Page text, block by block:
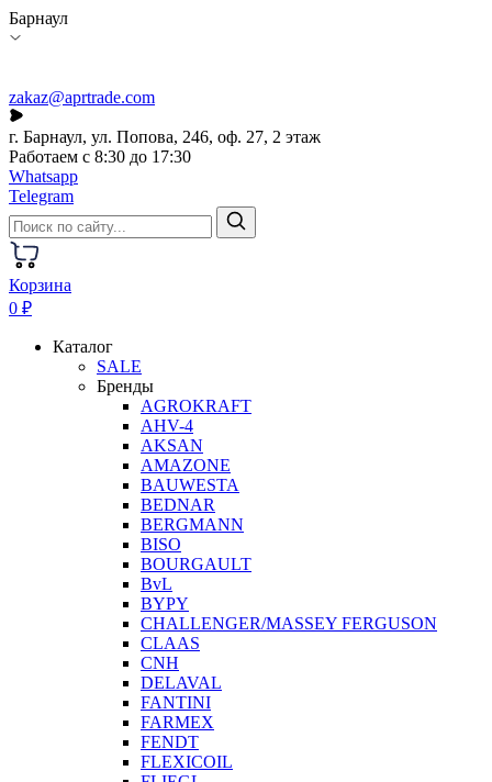
Барнаул
zakaz@aprtrade.com
г. Барнаул, ул. Попова, 246, оф. 27, 2 этаж
Работаем с 8:30 до 17:30
Whatsapp
Telegram
Корзина
0 ₽
Каталог
SALE
Бренды
AGROKRAFT
AHV-4
AKSAN
AMAZONE
BAUWESTA
BEDNAR
BERGMANN
BISO
BOURGAULT
BvL
BYPY
CHALLENGER/MASSEY FERGUSON
CLAAS
CNH
DELAVAL
FANTINI
FARMEX
FENDT
FLEXICOIL